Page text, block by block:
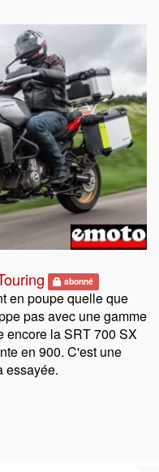
abonné
en poupe quelle que
pas avec une gamme
encore la SRT 700 SX
en 900. C'est une
essayée.